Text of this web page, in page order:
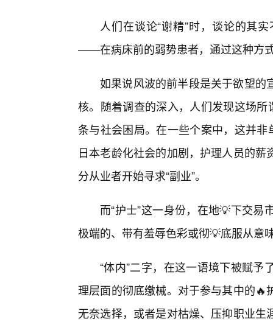
人们在谈论“谢精”时，谈论的其
——在病床前的弱势患者，通过这种方式
如果说风波的前半段是关于欲望的
核。随着调查的深入，人们发现这场
条与社会困局。在一些个案中，这并
日本老龄化社会的加剧，护理人员的
分从业者开始寻求“副业”。
而“护士”这一身份，在地💡下交
极端的、带有羞辱色彩或彻💡底服从意
“体内”二字，在这一语境下被赋
理层面的彻底缴械。对于参与其中的
无奈选择，或者是对枯燥、压抑职业